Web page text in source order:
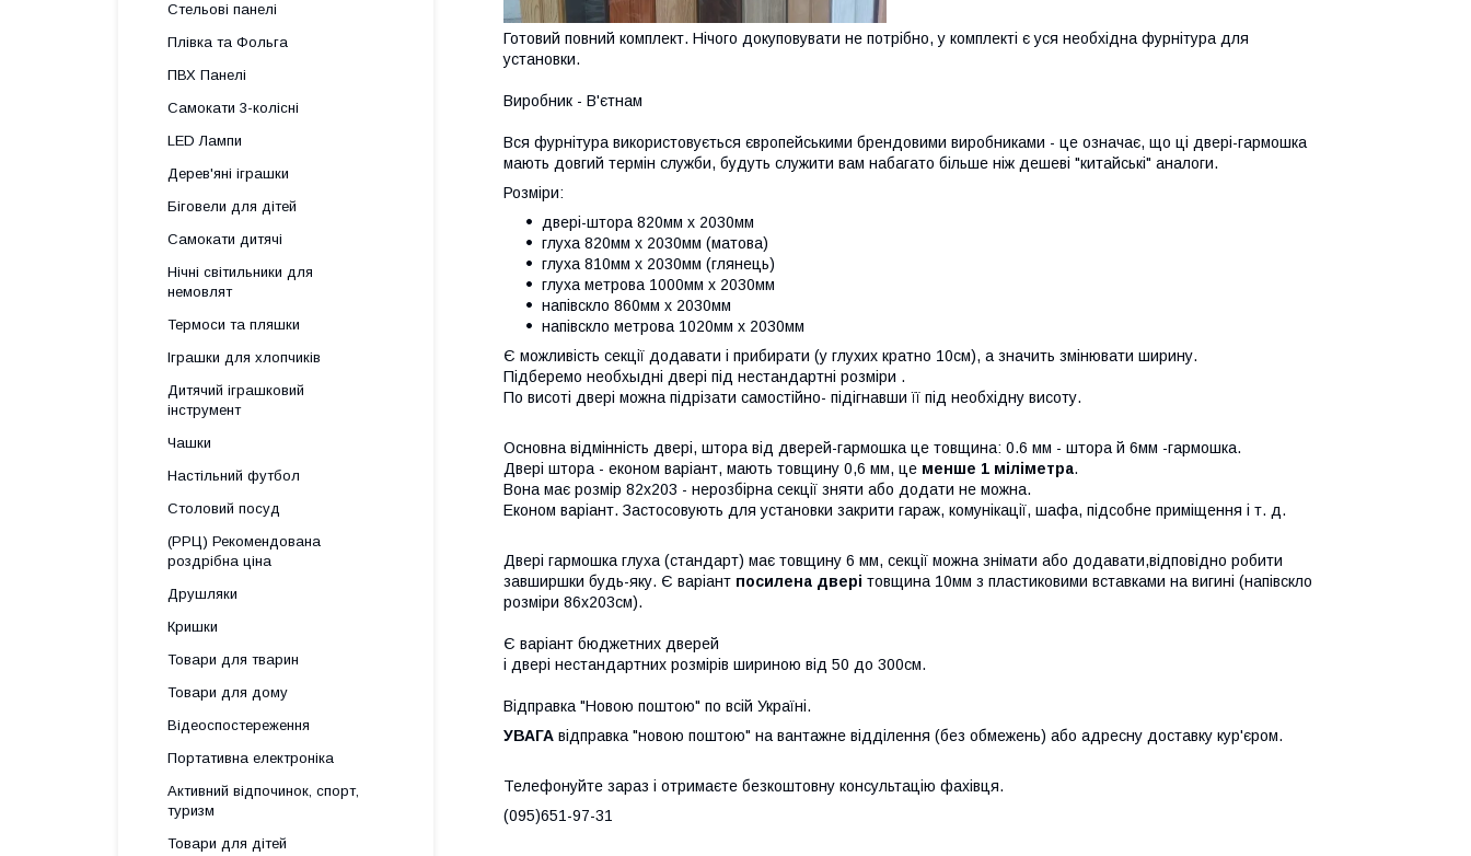
Готовий повний комплект. Нічого докуповувати не потрібно, у комплекті є уся необхідна фурнітура для
установки.
Виробник - В'єтнам
Вся фурнітура використовується європейськими брендовими виробниками - це означає, що ці двері-гармошка
мають довгий термін служби, будуть служити вам набагато більше ніж дешеві "китайські" аналоги.
Розміри:
двері-штора 820мм х 2030мм
глуха 820мм х 2030мм (матова)
глуха 810мм х 2030мм (глянець)
глуха метрова 1000мм х 2030мм
напівскло 860мм х 2030мм
напівскло метрова 1020мм х 2030мм
Є можливість секції додавати і прибирати (у глухих кратно 10см), а значить змінювати ширину.
Підберемо необхыдні двері під нестандартні розміри .
По висоті двері можна підрізати самостійно- підігнавши її під необхідну висоту.
Основна відмінність двері, штора від дверей-гармошка це товщина: 0.6 мм - штора й 6мм -гармошка.
Двері штора - економ варіант, мають товщину 0,6 мм, це менше 1 міліметра.
Вона має розмір 82х203 - нерозбірна секції зняти або додати не можна.
Економ варіант. Застосовують для установки закрити гараж, комунікації, шафа, підсобне приміщення і т. д.
Двері гармошка глуха (стандарт) має товщину 6 мм, секції можна знімати або додавати,відповідно робити
завширшки будь-яку. Є варіант посилена двері товщина 10мм з пластиковими вставками на вигині (напівскло
розміри 86х203см).
Є варіант бюджетних дверей
і двері нестандартних розмірів шириною від 50 до 300см.
Відправка "Новою поштою" по всій Україні.
УВАГА відправка "новою поштою" на вантажне відділення (без обмежень) або адресну доставку кур'єром.
Телефонуйте зараз і отримаєте безкоштовну консультацію фахівця.
(095)651-97-31
Стельові панелі
Плівка та Фольга
ПВХ Панелі
Самокати 3-колісні
LED Лампи
Дерев'яні іграшки
Біговели для дітей
Самокати дитячі
Нічні світильники для
немовлят
Термоси та пляшки
Іграшки для хлопчиків
Дитячий іграшковий
інструмент
Чашки
Настільний футбол
Столовий посуд
(РРЦ) Рекомендована
роздрібна ціна
Друшляки
Кришки
Товари для тварин
Товари для дому
Відеоспостереження
Портативна електроніка
Активний відпочинок, спорт,
туризм
Товари для дітей